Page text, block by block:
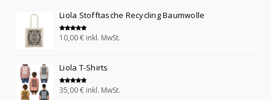
Liola Stofftasche Recycling Baumwolle
Bewertet mit
5.00
10,00€ inkl. MwSt.
Liola T-Shirts
Bewertet mit
5.00
35,00€ inkl. MwSt.